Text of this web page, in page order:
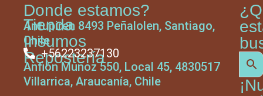
Tienda
Insumos
Repostería
Donde estamos?
Antupiren 8493 Peñalolen, Santiago,
Chile
+56223237130
Anfión Muñoz 550, Local 45, 4830517
Villarrica, Araucanía, Chile